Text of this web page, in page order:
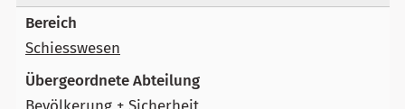
Schiesswesen